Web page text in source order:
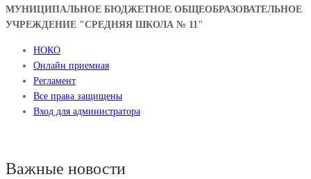
МУНИЦИПАЛЬНОЕ БЮДЖЕТНОЕ ОБЩЕОБРАЗОВАТЕЛЬНОЕ
УЧРЕЖДЕНИЕ "СРЕДНЯЯ ШКОЛА № 11"
НОКО
Онлайн приемная
Регламент
Все права защищены
Вход для администратора
Важные новости